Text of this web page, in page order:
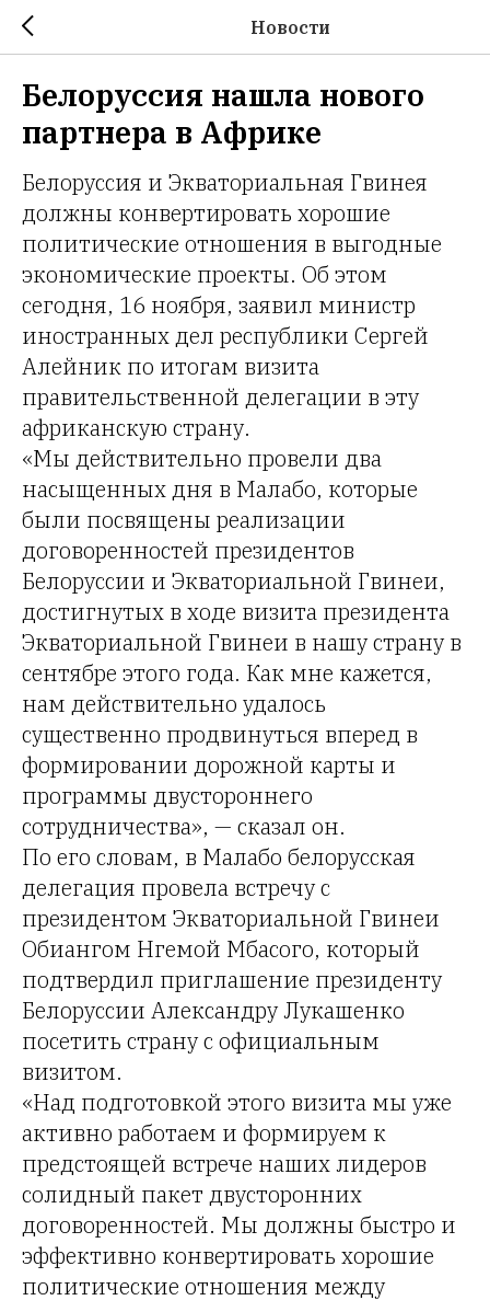
Новости
Белоруссия нашла нового
партнера в Африке
Белоруссия и Экваториальная Гвинея
должны конвертировать хорошие
политические отношения в выгодные
экономические проекты. Об этом
сегодня, 16 ноября, заявил министр
иностранных дел республики Сергей
Алейник по итогам визита
правительственной делегации в эту
африканскую страну.
«Мы действительно провели два
насыщенных дня в Малабо, которые
были посвящены реализации
договоренностей президентов
Белоруссии и Экваториальной Гвинеи,
достигнутых в ходе визита президента
Экваториальной Гвинеи в нашу страну в
сентябре этого года. Как мне кажется,
нам действительно удалось
существенно продвинуться вперед в
формировании дорожной карты и
программы двустороннего
сотрудничества», — сказал он.
По его словам, в Малабо белорусская
делегация провела встречу с
президентом Экваториальной Гвинеи
Обиангом Нгемой Мбасого, который
подтвердил приглашение президенту
Белоруссии Александру Лукашенко
посетить страну с официальным
визитом.
«Над подготовкой этого визита мы уже
активно работаем и формируем к
предстоящей встрече наших лидеров
солидный пакет двусторонних
договоренностей. Мы должны быстро и
эффективно конвертировать хорошие
политические отношения между